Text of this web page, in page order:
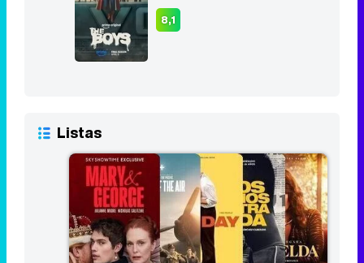
8,1
Listas